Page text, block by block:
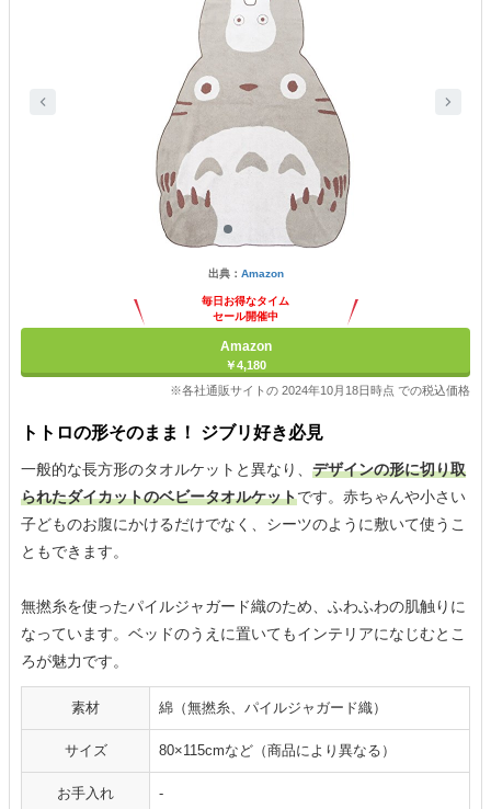
出典： Amazon
毎日お得なタイム
セール開催中
Amazon
￥4,180
※各社通販サイトの 2024年10月18日時点 での税込価格
トトロの形そのまま！ ジブリ好き必見
一般的な長方形のタオルケットと異なり、 デザインの形に切り取
られたダイカットのベビータオルケットです。赤ちゃんや小さい
子どものお腹にかけるだけでなく、シーツのように敷いて使うこ
ともできます。
無撚糸を使ったパイルジャガード織のため、ふわふわの肌触りに
なっています。ベッドのうえに置いてもインテリアになじむとこ
ろが魅力です。
素材 綿（無撚糸、パイルジャガード織）
サイズ 80×115cmなど（商品により異なる）
お手入れ -